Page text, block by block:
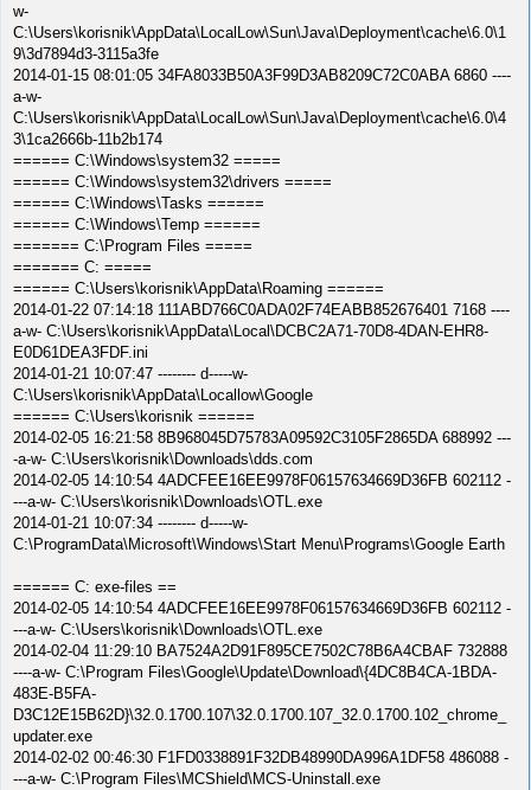
w-
C:\Users\korisnik\AppData\LocalLow\Sun\Java\Deployment\cache\6.0\1
9\3d7894d3-3115a3fe
2014-01-15 08:01:05 34FA8033B50A3F99D3AB8209C72C0ABA 6860 ----
a-w-
C:\Users\korisnik\AppData\LocalLow\Sun\Java\Deployment\cache\6.0\4
3\1ca2666b-11b2b174
====== C:\Windows\system32 =====
====== C:\Windows\system32\drivers =====
====== C:\Windows\Tasks ======
====== C:\Windows\Temp ======
======= C:\Program Files =====
======= C: =====
====== C:\Users\korisnik\AppData\Roaming ======
2014-01-22 07:14:18 111ABD766C0ADA02F74EABB852676401 7168 ----
a-w- C:\Users\korisnik\AppData\Local\DCBC2A71-70D8-4DAN-EHR8-
E0D61DEA3FDF.ini
2014-01-21 10:07:47 -------- d-----w-
C:\Users\korisnik\AppData\Locallow\Google
====== C:\Users\korisnik ======
2014-02-05 16:21:58 8B968045D75783A09592C3105F2865DA 688992 ---
-a-w- C:\Users\korisnik\Downloads\dds.com
2014-02-05 14:10:54 4ADCFEE16EE9978F06157634669D36FB 602112 -
---a-w- C:\Users\korisnik\Downloads\OTL.exe
2014-01-21 10:07:34 -------- d-----w-
C:\ProgramData\Microsoft\Windows\Start Menu\Programs\Google Earth
====== C: exe-files ==
2014-02-05 14:10:54 4ADCFEE16EE9978F06157634669D36FB 602112 -
---a-w- C:\Users\korisnik\Downloads\OTL.exe
2014-02-04 11:29:10 BA7524A2D91F895CE7502C78B6A4CBAF 732888
----a-w- C:\Program Files\Google\Update\Download\{4DC8B4CA-1BDA-
483E-B5FA-
D3C12E15B62D}\32.0.1700.107\32.0.1700.107_32.0.1700.102_chrome_
updater.exe
2014-02-02 00:46:30 F1FD0338891F32DB48990DA996A1DF58 486088 -
---a-w- C:\Program Files\MCShield\MCS-Uninstall.exe